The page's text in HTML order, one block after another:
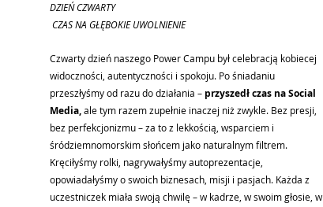
DZIEŃ CZWARTY
CZAS NA GŁĘBOKIE UWOLNIENIE
Czwarty dzień naszego Power Campu był celebracją kobiecej
widoczności, autentyczności i spokoju. Po śniadaniu
przeszłyśmy od razu do działania – przyszedł czas na Social
Media, ale tym razem zupełnie inaczej niż zwykle. Bez presji,
bez perfekcjonizmu – za to z lekkością, wsparciem i
śródziemnomorskim słońcem jako naturalnym filtrem.
Kręciłyśmy rolki, nagrywałyśmy autoprezentacje,
opowiadałyśmy o swoich biznesach, misji i pasjach. Każda z
uczestniczek miała swoją chwilę – w kadrze, w swoim głosie, w